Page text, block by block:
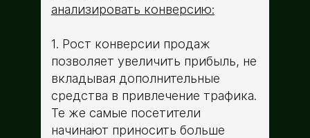
анализировать конверсию:
1. Рост конверсии продаж
позволяет увеличить прибыль, не
вкладывая дополнительные
средства в привлечение трафика.
Те же самые посетители
начинают приносить больше